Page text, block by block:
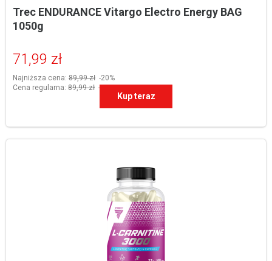
Trec ENDURANCE Vitargo Electro Energy BAG
1050g
71,99 zł
Najniższa cena: 89,99 zł -20%
Cena regularna: 89,99 zł -20%
Kup teraz